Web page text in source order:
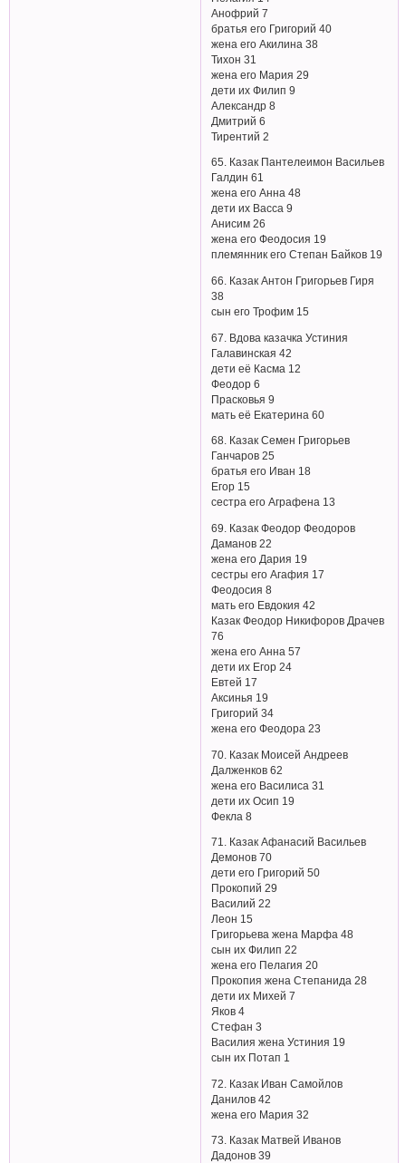
Анофрий 7
братья его Григорий 40
жена его Акилина 38
Тихон 31
жена его Мария 29
дети их Филип 9
Александр 8
Дмитрий 6
Тирентий 2
65. Казак Пантелеимон Васильев
Галдин 61
жена его Анна 48
дети их Васса 9
Анисим 26
жена его Феодосия 19
племянник его Степан Байков 19
66. Казак Антон Григорьев Гиря
38
сын его Трофим 15
67. Вдова казачка Устиния
Галавинская 42
дети её Касма 12
Феодор 6
Прасковья 9
мать её Екатерина 60
68. Казак Семен Григорьев
Ганчаров 25
братья его Иван 18
Егор 15
сестра его Аграфена 13
69. Казак Феодор Феодоров
Даманов 22
жена его Дария 19
сестры его Агафия 17
Феодосия 8
мать его Евдокия 42
Казак Феодор Никифоров Драчев
76
жена его Анна 57
дети их Егор 24
Евтей 17
Аксинья 19
Григорий 34
жена его Феодора 23
70. Казак Моисей Андреев
Далженков 62
жена его Василиса 31
дети их Осип 19
Фекла 8
71. Казак Афанасий Васильев
Демонов 70
дети его Григорий 50
Прокопий 29
Василий 22
Леон 15
Григорьева жена Марфа 48
сын их Филип 22
жена его Пелагия 20
Прокопия жена Степанида 28
дети их Михей 7
Яков 4
Стефан 3
Василия жена Устиния 19
сын их Потап 1
72. Казак Иван Самойлов
Данилов 42
жена его Мария 32
73. Казак Матвей Иванов
Дадонов 39